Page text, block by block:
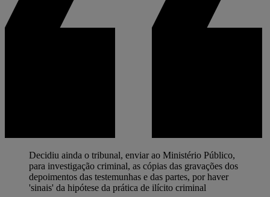
Decidiu ainda o tribunal, enviar ao Ministério Público,
para investigação criminal, as cópias das gravações dos
depoimentos das testemunhas e das partes, por haver
'sinais' da hipótese da prática de ilícito criminal